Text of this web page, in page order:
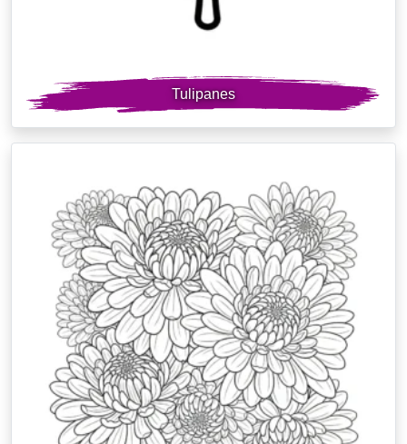
Tulipanes